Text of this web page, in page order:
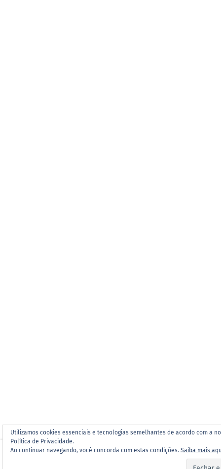
Utilizamos cookies essenciais e tecnologias semelhantes de acordo com a
Política de Privacidade.
Ao continuar navegando, você concorda com estas condições.Saiba mais